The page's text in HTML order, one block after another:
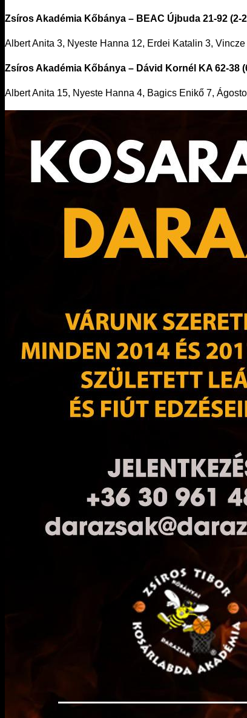
Zsíros Akadémia Kőbánya – BEAC Újbuda 21-92 (2-
Albert Anita 3, Nyeste Hanna 12, Erdei Katalin 3,
Zsíros Akadémia Kőbánya – Dávid Kornél KA 62-38
Albert Anita 15, Nyeste Hanna 4, Bagics Enikő 7,